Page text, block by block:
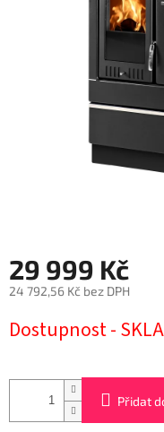
29 999 Kč
24 792,56 Kč bez DPH
cena:
Dostupnost -
Přidat